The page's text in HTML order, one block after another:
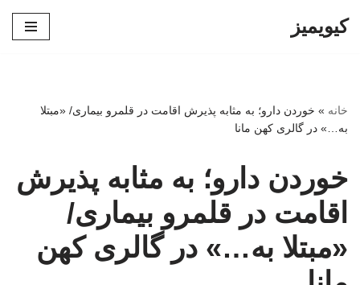
کیویمیز
خانه » خوردن دارو؛ به مثابه پذیرش اقامت در قلمرو بیماری/ «مبتلا
به…» در گالری کهن مانا
خوردن دارو؛ به مثابه پذیرش
اقامت در قلمرو بیماری/
«مبتلا به…» در گالری کهن